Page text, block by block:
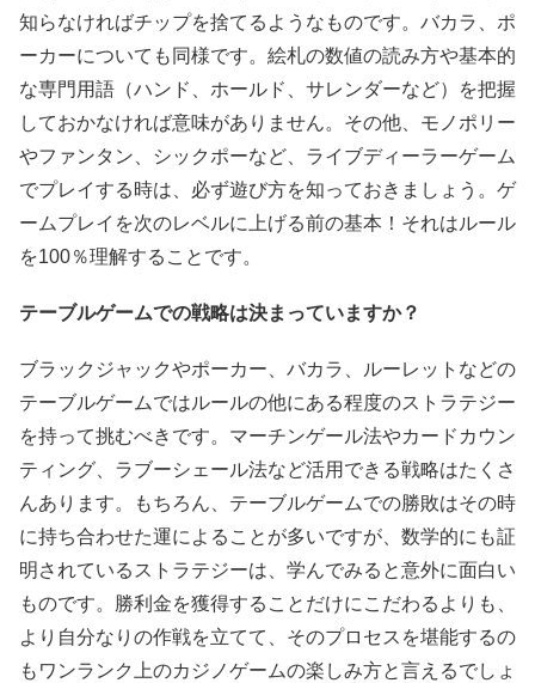
知らなければチップを捨てるようなものです。バカラ、ポ
ーカーについても同様です。絵札の数値の読み方や基本的
な専門用語（ハンド、ホールド、サレンダーなど）を把握
しておかなければ意味がありません。その他、モノポリー
やファンタン、シックポーなど、ライブディーラーゲーム
でプレイする時は、必ず遊び方を知っておきましょう。ゲ
ームプレイを次のレベルに上げる前の基本！それはルール
を100％理解することです。
テーブルゲームでの戦略は決まっていますか？
ブラックジャックやポーカー、バカラ、ルーレットなどの
テーブルゲームではルールの他にある程度のストラテジー
を持って挑むべきです。マーチンゲール法やカードカウン
ティング、ラブーシェール法など活用できる戦略はたくさ
んあります。もちろん、テーブルゲームでの勝敗はその時
に持ち合わせた運によることが多いですが、数学的にも証
明されているストラテジーは、学んでみると意外に面白い
ものです。勝利金を獲得することだけにこだわるよりも、
より自分なりの作戦を立てて、そのプロセスを堪能するの
もワンランク上のカジノゲームの楽しみ方と言えるでしょ